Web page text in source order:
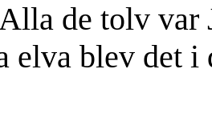
de tolv var
elva blev det i